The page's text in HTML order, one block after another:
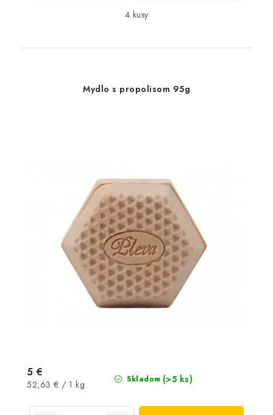
4 kusy
Mydlo s propolisom 95g
Skladom (>5 ks)
5 €
Jednotková
52,63 € / 1 kg